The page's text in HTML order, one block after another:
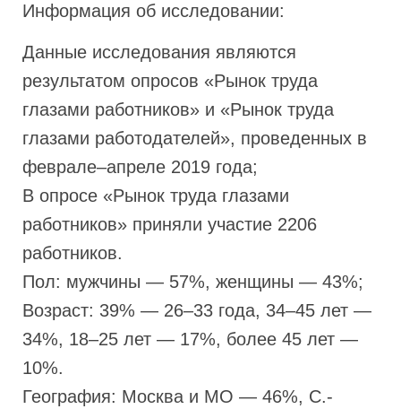
Информация об исследовании:
Данные исследования являются
результатом опросов «Рынок труда
глазами работников» и «Рынок труда
глазами работодателей», проведенных в
феврале–апреле 2019 года;
В опросе «Рынок труда глазами
работников» приняли участие 2206
работников.
Пол: мужчины — 57%, женщины — 43%;
Возраст: 39% — 26–33 года, 34–45 лет —
34%, 18–25 лет — 17%, более 45 лет —
10%.
География: Москва и МО — 46%, С.-